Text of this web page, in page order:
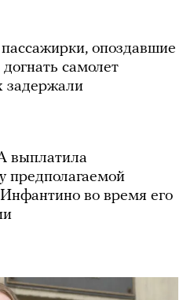
опоздавшие
самолет
задержали
выплатила
предполагаемой
во время его